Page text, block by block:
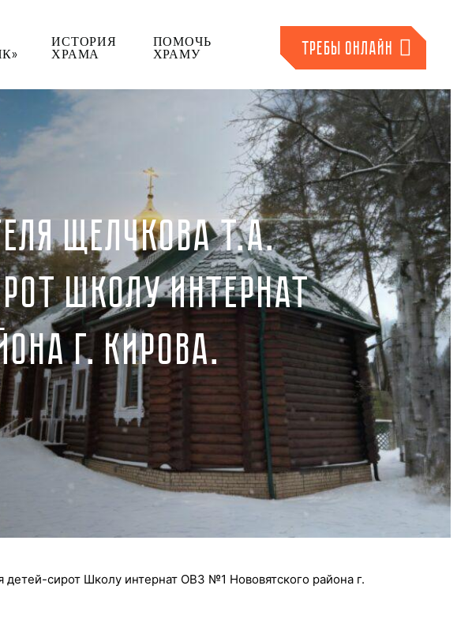
ИСТОРИЯ
ХРАМА
ПОМОЧЬ
ХРАМУ
ТРЕБЫ ОНЛАЙН
ЩЕЛЧКОВА Т.А.
ШКОЛУ ИНТЕРНАТ
Г. КИРОВА.
сирот Школу интернат ОВЗ №1 Нововятского района г.